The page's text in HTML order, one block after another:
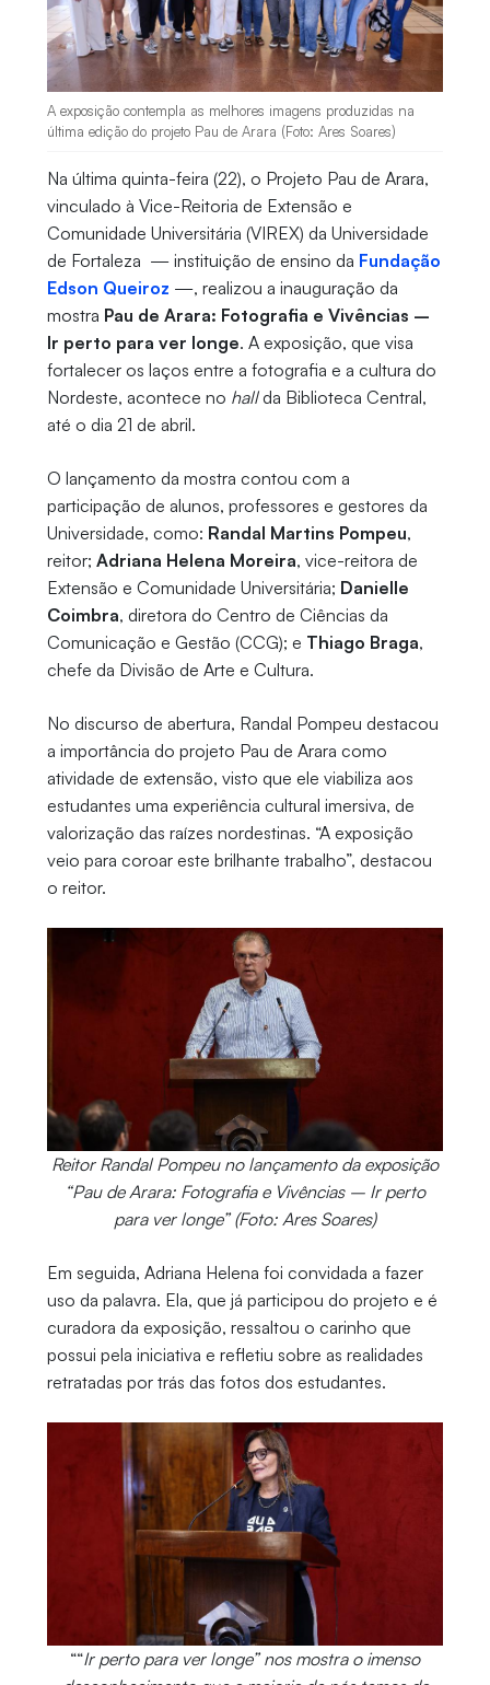
A exposição contempla as melhores imagens produzidas na
última edição do projeto Pau de Arara (Foto: Ares Soares)
Na última quinta-feira (22), o Projeto Pau de Arara,
vinculado à Vice-Reitoria de Extensão e
Comunidade Universitária (VIREX) da Universidade
de Fortaleza — instituição de ensino da Fundação
Edson Queiroz —, realizou a inauguração da
mostra Pau de Arara: Fotografia e Vivências –
Ir perto para ver longe. A exposição, que visa
fortalecer os laços entre a fotografia e a cultura do
Nordeste, acontece no hallda Biblioteca Central,
até o dia 21 de abril.
O lançamento da mostra contou com a
participação de alunos, professores e gestores da
Universidade, como: Randal Martins Pompeu,
reitor; Adriana Helena Moreira, vice-reitora de
Extensão e Comunidade Universitária; Danielle
Coimbra, diretora do Centro de Ciências da
Comunicação e Gestão (CCG); e Thiago Braga,
chefe da Divisão de Arte e Cultura.
No discurso de abertura, Randal Pompeu destacou
a importância do projeto Pau de Arara como
atividade de extensão, visto que ele viabiliza aos
estudantes uma experiência cultural imersiva, de
valorização das raízes nordestinas. “A exposição
veio para coroar este brilhante trabalho”, destacou
o reitor.
Reitor Randal Pompeu no lançamento da exposição
“Pau de Arara: Fotografia e Vivências – Ir perto
para ver longe” (Foto: Ares Soares)
Em seguida, Adriana Helena foi convidada a fazer
uso da palavra. Ela, que já participou do projeto e é
curadora da exposição, ressaltou o carinho que
possui pela iniciativa e refletiu sobre as realidades
retratadas por trás das fotos dos estudantes.
““Ir perto para ver longe” nos mostra o imenso